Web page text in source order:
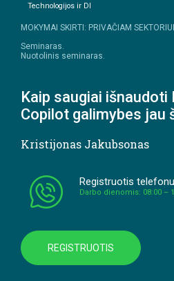
Technologijos ir DI
MOKYMAI SKIRTI: PRIVAČIAM
Seminaras.
Nuotolinis seminaras.
Kaip saugiai
Copilot galimybes jau
Kristijonas Jakubsonas
Registruotis telefonu
Darbo dienomis: 08:00 –
REGISTRUOTIS